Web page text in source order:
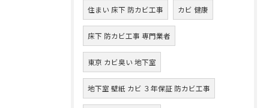
住まい 床下 防カビ工事 カビ 健康
床下 防カビ工事 専門業者
東京 カビ臭い 地下室
地下室 壁紙 カビ ３年保証 防カビ工事